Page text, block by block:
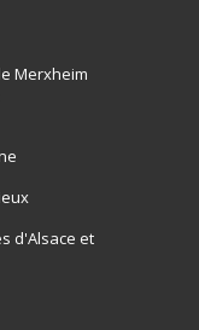
Merxheim
d'Alsace et